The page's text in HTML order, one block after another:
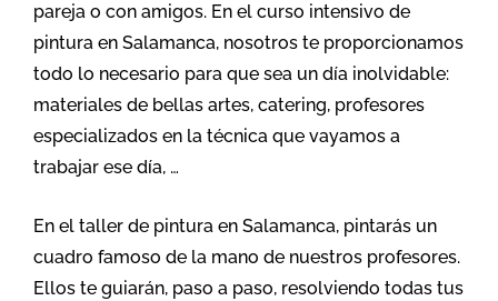
pareja o con amigos. En el curso intensivo de
pintura en Salamanca, nosotros te proporcionamos
todo lo necesario para que sea un día inolvidable:
materiales de bellas artes, catering, profesores
especializados en la técnica que vayamos a
trabajar ese día, …
En el taller de pintura en Salamanca, pintarás un
cuadro famoso de la mano de nuestros profesores.
Ellos te guiarán, paso a paso, resolviendo todas tus